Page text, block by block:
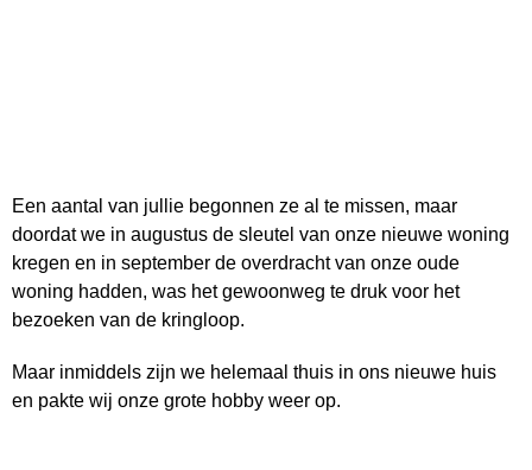
Een aantal van jullie begonnen ze al te missen, maar
doordat we in augustus de sleutel van onze nieuwe woning
kregen en in september de overdracht van onze oude
woning hadden, was het gewoonweg te druk voor het
bezoeken van de kringloop.
Maar inmiddels zijn we helemaal thuis in ons nieuwe huis
en pakte wij onze grote hobby weer op.